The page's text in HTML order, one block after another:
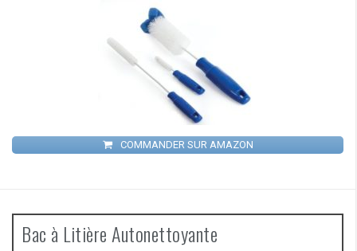
COMMANDER SUR AMAZON
Bac à Litière Autonettoyante